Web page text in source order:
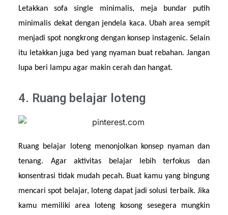
Letakkan sofa single minimalis, meja bundar putih
minimalis dekat dengan jendela kaca. Ubah area sempit
menjadi spot nongkrong dengan konsep instagenic. Selain
itu letakkan juga bed yang nyaman buat rebahan. Jangan
lupa beri lampu agar makin cerah dan hangat.
4. Ruang belajar loteng
Ruang belajar loteng menonjolkan konsep nyaman dan
tenang. Agar aktivitas belajar lebih terfokus dan
konsentrasi tidak mudah pecah. Buat kamu yang bingung
mencari spot belajar, loteng dapat jadi solusi terbaik. Jika
kamu memiliki area loteng kosong sesegera mungkin